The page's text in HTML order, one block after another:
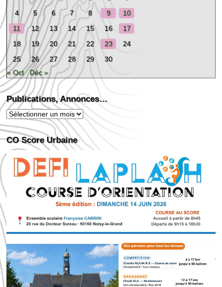
4
5 6 7 8 9
10
11
12 13 14 15 16
17
18
19 20 21 22 23
24
25
26 27 28 29
30
« Oct
Déc »
Publications, Annonces…
Publications,
Annonces…
CO Score Urbaine